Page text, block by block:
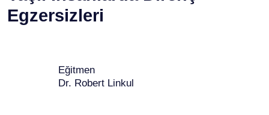
Egzersizleri
Eğitmen
Dr. Robert Linkul